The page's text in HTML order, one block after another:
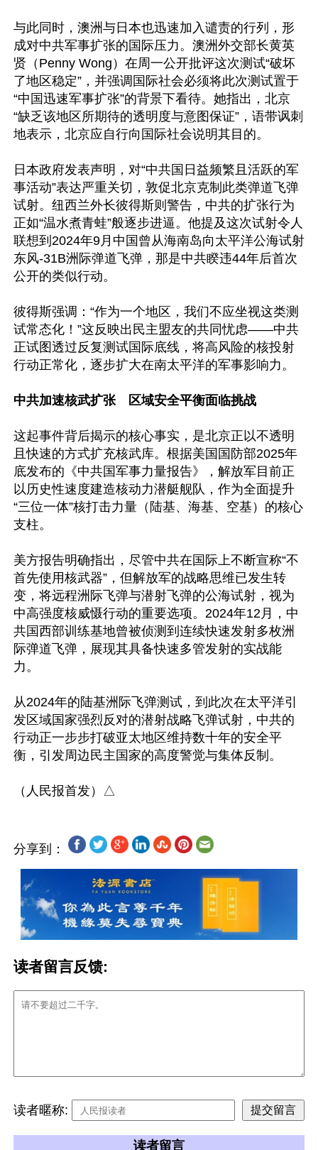
与此同时，澳洲与日本也迅速加入谴责的行列，形
成对中共军事扩张的国际压力。澳洲外交部长黄英
贤（Penny Wong）在周一公开批评这次测试“破坏
了地区稳定”，并强调国际社会必须将此次测试置于
“中国迅速军事扩张”的背景下看待。她指出，北京
“缺乏该地区所期待的透明度与意图保证”，语带讽刺
地表示，北京应自行向国际社会说明其目的。
日本政府发表声明，对“中共国日益频繁且活跃的军
事活动”表达严重关切，敦促北京克制此类弹道飞弹
试射。纽西兰外长彼得斯则警告，中共的扩张行为
正如“温水煮青蛙”般逐步进逼。他提及这次试射令人
联想到2024年9月中国曾从海南岛向太平洋公海试射
东风-31B洲际弹道飞弹，那是中共睽违44年后首次
公开的类似行动。
彼得斯强调：“作为一个地区，我们不应坐视这类测
试常态化！”这反映出民主盟友的共同忧虑——中共
正试图透过反复测试国际底线，将高风险的核投射
行动正常化，逐步扩大在南太平洋的军事影响力。
中共加速核武扩张　区域安全平衡面临挑战
这起事件背后揭示的核心事实，是北京正以不透明
且快速的方式扩充核武库。根据美国国防部2025年
底发布的《中共国军事力量报告》，解放军目前正
以历史性速度建造核动力潜艇舰队，作为全面提升
“三位一体”核打击力量（陆基、海基、空基）的核心
支柱。
美方报告明确指出，尽管中共在国际上不断宣称“不
首先使用核武器”，但解放军的战略思维已发生转
变，将远程洲际飞弹与潜射飞弹的公海试射，视为
中高强度核威慑行动的重要选项。2024年12月，中
共国西部训练基地曾被侦测到连续快速发射多枚洲
际弹道飞弹，展现其具备快速多管发射的实战能
力。
从2024年的陆基洲际飞弹测试，到此次在太平洋引
发区域国家强烈反对的潜射战略飞弹试射，中共的
行动正一步步打破亚太地区维持数十年的安全平
衡，引发周边民主国家的高度警觉与集体反制。
分享到：
读者留言反馈:
读者暱称:
读者留言